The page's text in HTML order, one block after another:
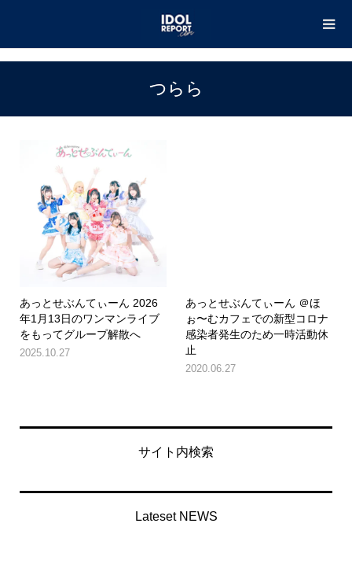
つらら
あっとせぶんてぃーん 2026
年1月13日のワンマンライブ
をもってグループ解散へ
2025.10.27
あっとせぶんてぃーん ＠ほ
ぉ〜むカフェでの新型コロナ
感染者発生のため一時活動休
止
2020.06.27
サイト内検索
Lateset NEWS